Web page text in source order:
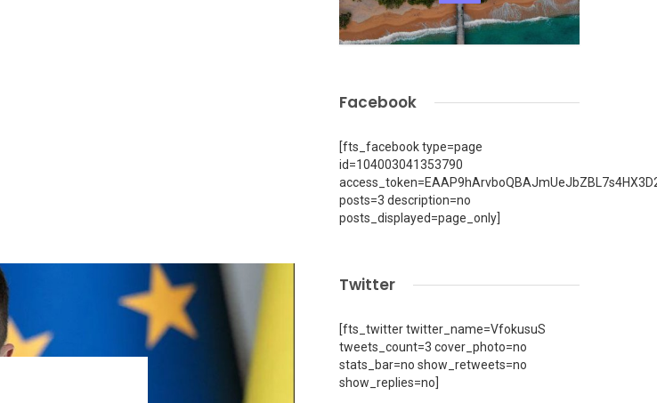
Facebook
[fts_facebook type=page
id=104003041353790
posts=3 description=no
posts_displayed=page_only]
Twitter
[fts_twitter twitter_name=VfokusuS
tweets_count=3 cover_photo=no
stats_bar=no show_retweets=no
show_replies=no]